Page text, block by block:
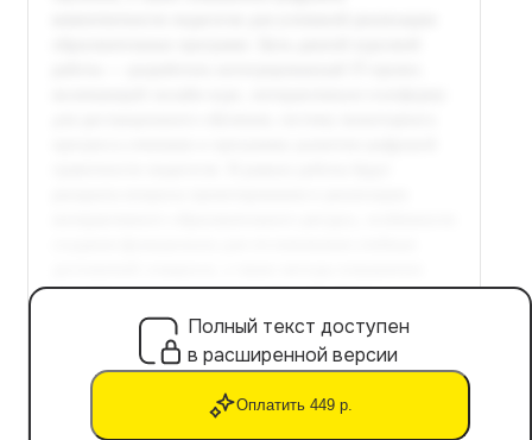
Полный текст доступен
в расширенной версии
Оплатить 449 р.